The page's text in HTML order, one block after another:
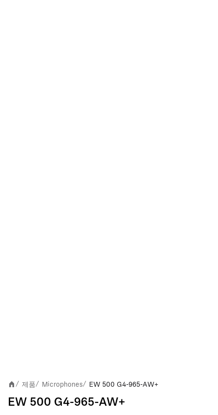
/ 제품/ Microphones/ EW 500 G4-965-AW+
EW 500 G4-965-AW+